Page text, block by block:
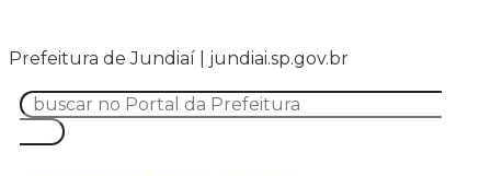
Prefeitura de Jundiaí | jundiai.sp.gov.br